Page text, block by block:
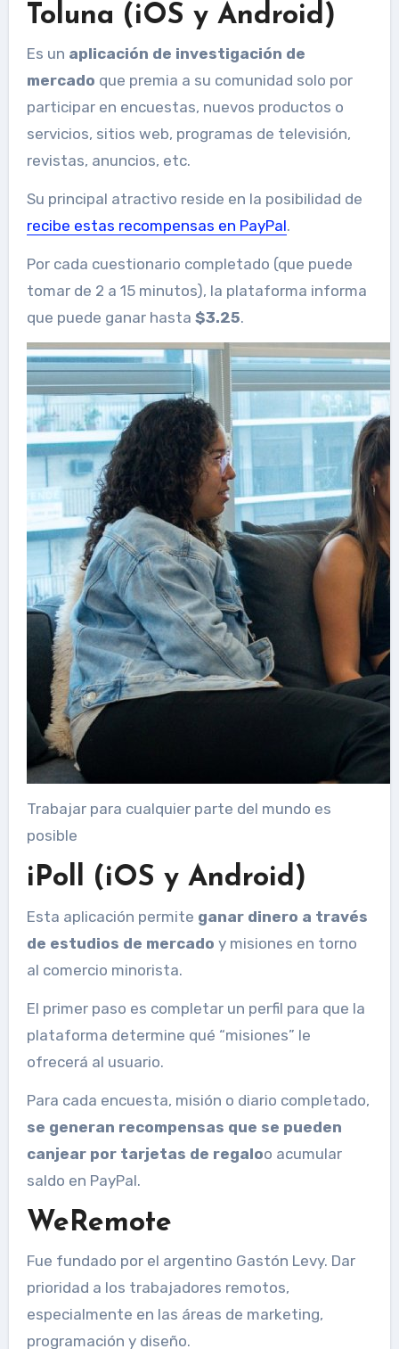
Toluna (iOS y Android)
Es un aplicación de investigación de
mercado que premia a su comunidad solo por
participar en encuestas, nuevos productos o
servicios, sitios web, programas de televisión,
revistas, anuncios, etc.
Su principal atractivo reside en la posibilidad de
recibe estas recompensas en PayPal.
Por cada cuestionario completado (que puede
tomar de 2 a 15 minutos), la plataforma informa
que puede ganar hasta $3.25.
Trabajar para cualquier parte del mundo es
posible
iPoll (iOS y Android)
Esta aplicación permite ganar dinero a través
de estudios de mercado y misiones en torno
al comercio minorista.
El primer paso es completar un perfil para que la
plataforma determine qué “misiones” le
ofrecerá al usuario.
Para cada encuesta, misión o diario completado,
se generan recompensas que se pueden
canjear por tarjetas de regaloo acumular
saldo en PayPal.
WeRemote
Fue fundado por el argentino Gastón Levy. Dar
prioridad a los trabajadores remotos,
especialmente en las áreas de marketing,
programación y diseño.